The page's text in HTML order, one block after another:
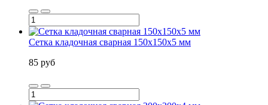
Сетка кладочная сварная 150х150х5 мм
85 руб